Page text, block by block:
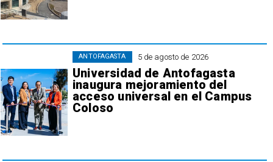
5 de agosto de 2026
Universidad de Antofagasta
inaugura mejoramiento del
acceso universal en el Campus
Coloso
ANTOFAGASTA